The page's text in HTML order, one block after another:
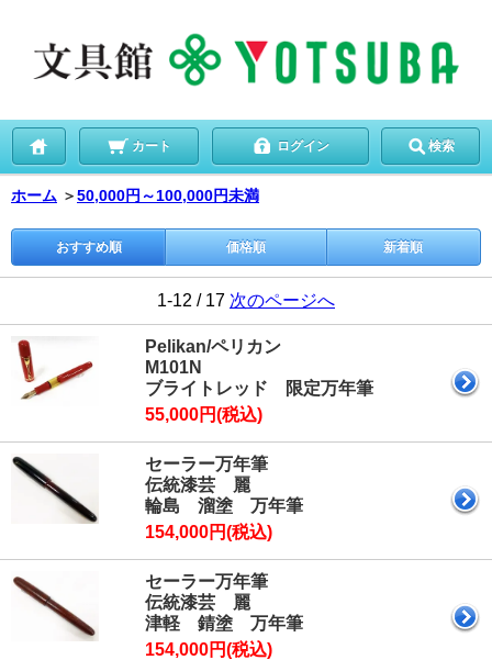
カート ログイン 検索
ホーム ＞50,000円～100,000円未満
おすすめ順 価格順 新着順
1-12 / 17 次のページへ
Pelikan/ペリカン
M101N
ブライトレッド 限定万年筆
55,000円(税込)
セーラー万年筆
伝統漆芸 麗
輪島 溜塗 万年筆
154,000円(税込)
セーラー万年筆
伝統漆芸 麗
津軽 錆塗 万年筆
154,000円(税込)